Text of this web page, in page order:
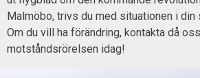
Malmöbo, trivs du med situationen i din
Om du vill ha förändring, kontakta då
motståndsrörelsen idag!